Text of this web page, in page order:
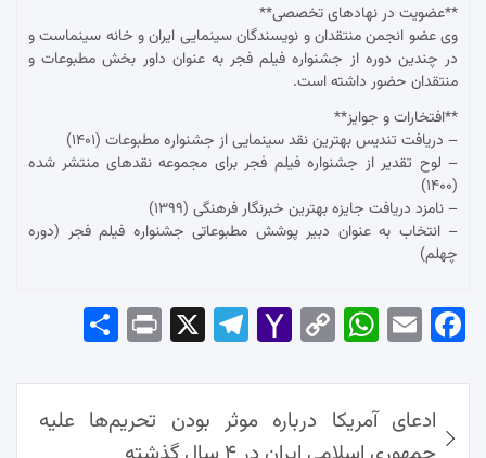
**عضویت در نهادهای تخصصی**
وی عضو انجمن منتقدان و نویسندگان سینمایی ایران و خانه سینماست و
در چندین دوره از جشنواره فیلم فجر به عنوان داور بخش مطبوعات و
منتقدان حضور داشته است.
**افتخارات و جوایز**
– دریافت تندیس بهترین نقد سینمایی از جشنواره مطبوعات (۱۴۰۱)
– لوح تقدیر از جشنواره فیلم فجر برای مجموعه نقدهای منتشر شده
(۱۴۰۰)
– نامزد دریافت جایزه بهترین خبرنگار فرهنگی (۱۳۹۹)
– انتخاب به عنوان دبیر پوشش مطبوعاتی جشنواره فیلم فجر (دوره
چهلم)
Fac
ok
Em
Wh
Ap
p
Co
Lin
k
Yah
Mai
l
Tel
am
Pri
راهبری
نوشته‌ها
ادعای آمریکا درباره موثر بودن تحریم‌ها علیه